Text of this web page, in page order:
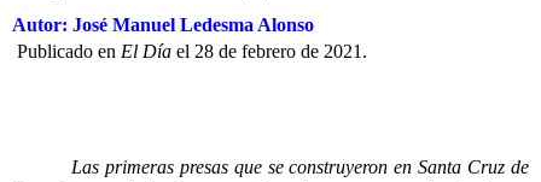
Autor: José Manuel Ledesma Alonso
Publicado en El Día el 28 de febrero de 2021.
Las primeras presas que se construyeron en Santa Cruz de